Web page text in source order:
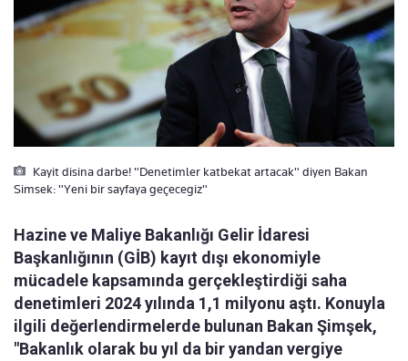
Kayit disina darbe! "Denetimler katbekat artacak" diyen Bakan
Simsek: "Yeni bir sayfaya geçecegiz"
Hazine ve Maliye Bakanlığı Gelir İdaresi
Başkanlığının (GİB) kayıt dışı ekonomiyle
mücadele kapsamında gerçekleştirdiği saha
denetimleri 2024 yılında 1,1 milyonu aştı. Konuyla
ilgili değerlendirmelerde bulunan Bakan Şimşek,
"Bakanlık olarak bu yıl da bir yandan vergiye